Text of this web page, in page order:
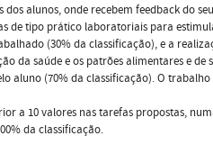
alunos, onde recebem feedback do
de tipo prático laboratoriais para
(30% da classificação), e a
da saúde e os patrões alimentares e de
aluno (70% da classificação). O
a 10 valores nas tarefas propostas,
da classificação.